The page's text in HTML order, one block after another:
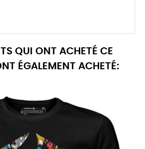
QUI ONT ACHETÉ CE
ÉGALEMENT ACHETÉ: